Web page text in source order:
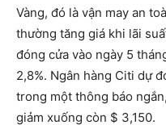
Vàng, đó là vận may an
thường tăng giá khi lãi
đóng cửa vào ngày 5
2,8%. Ngân hàng Citi dự
trong một thông báo
giảm xuống còn $ 3,150.